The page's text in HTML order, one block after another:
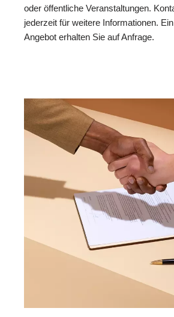
oder öffentliche Veranstaltungen.
jederzeit für weitere Informationen.
Angebot erhalten Sie auf Anfrage.